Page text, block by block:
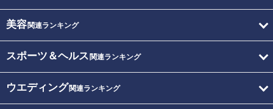
美容関連ランキング
スポーツ＆ヘルス 関連ランキング
ウエディング関連ランキング